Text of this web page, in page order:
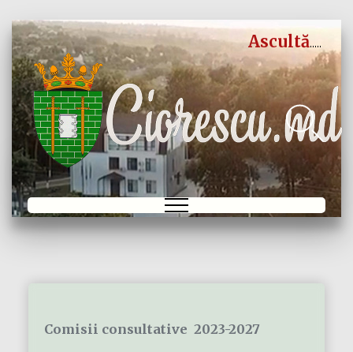
Ascultă
Comisii consultative 2023-2027